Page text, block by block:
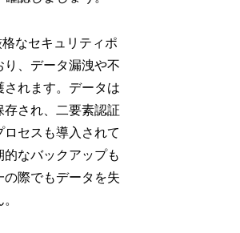
なセキュリティポ
り、データ漏洩や不
されます。データは
され、二要素認証
ロセスも導入されて
なバックアップも
際でもデータを失